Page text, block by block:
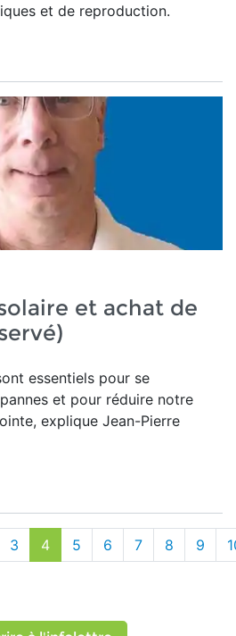
et de reproduction.
et achat de
essentiels pour se
et pour réduire notre
explique Jean-Pierre
3 4 5 6 7 8 9